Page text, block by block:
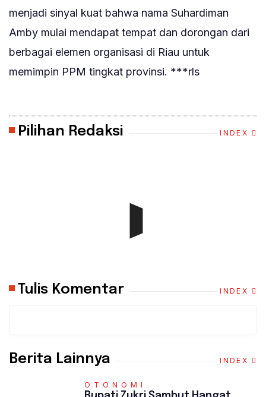
menjadi sinyal kuat bahwa nama Suhardiman
Amby mulai mendapat tempat dan dorongan dari
berbagai elemen organisasi di Riau untuk
memimpin PPM tingkat provinsi. ***rls
Pilihan Redaksi INDEX
Tulis Komentar INDEX
Berita Lainnya INDEX
OTONOMI